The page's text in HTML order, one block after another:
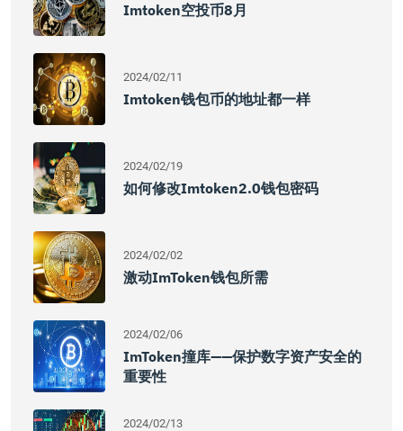
Imtoken空投币8月
2024/02/11
Imtoken钱包币的地址都一样
2024/02/19
如何修改imtoken2.0钱包密码
2024/02/02
激动imToken钱包所需
2024/02/06
ImToken撞库——保护数字资产安全的
重要性
2024/02/13